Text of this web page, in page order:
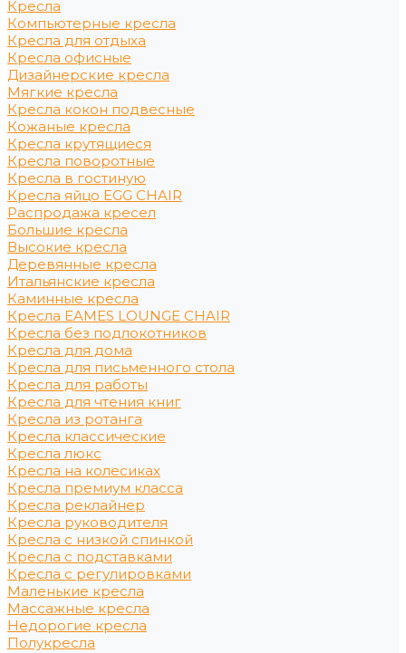
Кресла
Компьютерные кресла
Кресла для отдыха
Кресла офисные
Дизайнерские кресла
Мягкие кресла
Кресла кокон подвесные
Кожаные кресла
Кресла крутящиеся
Кресла поворотные
Кресла в гостиную
Кресла яйцо EGG CHAIR
Распродажа кресел
Большие кресла
Высокие кресла
Деревянные кресла
Итальянские кресла
Каминные кресла
Кресла EAMES LOUNGE CHAIR
Кресла без подлокотников
Кресла для дома
Кресла для письменного стола
Кресла для работы
Кресла для чтения книг
Кресла из ротанга
Кресла классические
Кресла люкс
Кресла на колесиках
Кресла премиум класса
Кресла реклайнер
Кресла руководителя
Кресла с низкой спинкой
Кресла с подставками
Кресла с регулировками
Маленькие кресла
Массажные кресла
Недорогие кресла
Полукресла